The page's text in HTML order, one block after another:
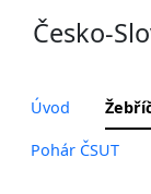
Česko-
Úvod
Pohár ČSUT